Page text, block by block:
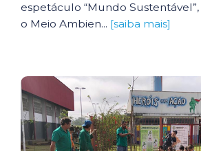
espetáculo “Mundo
o Meio Ambien... [saiba mais]